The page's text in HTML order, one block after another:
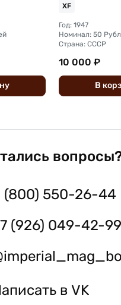
XF
Год: 1947
Номинал: 50
Страна: СССР
10 000 ₽
В
(800) 550-26-44
(926) 049-42-99
в VK